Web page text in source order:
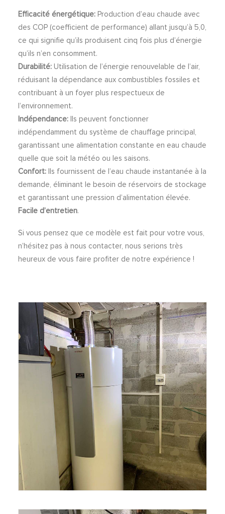
Efficacité énergétique: Production d’eau chaude avec
des COP (coefficient de performance) allant jusqu’à 5,0,
ce qui signifie qu’ils produisent cinq fois plus d’énergie
qu’ils n’en consomment.
Durabilité: Utilisation de l’énergie renouvelable de l’air,
réduisant la dépendance aux combustibles fossiles et
contribuant à un foyer plus respectueux de
l’environnement.
Indépendance: Ils peuvent fonctionner
indépendamment du système de chauffage principal,
garantissant une alimentation constante en eau chaude
quelle que soit la météo ou les saisons.
Confort: Ils fournissent de l’eau chaude instantanée à la
demande, éliminant le besoin de réservoirs de stockage
et garantissant une pression d’alimentation élevée.
Facile d’entretien.
Si vous pensez que ce modèle est fait pour votre vous,
n’hésitez pas à nous contacter, nous serions très
heureux de vous faire profiter de notre expérience !